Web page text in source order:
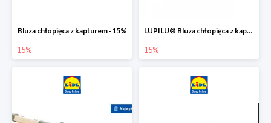
Bluza chłopięca z kapturem -15%
15%
LUPILU® Bluza chłopięca z kapturem
15%